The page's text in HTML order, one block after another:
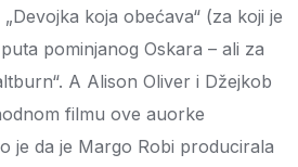
koja obećava“ (za koji je
pominjanog Oskara – ali za
A Alison Oliver i Džejkob
filmu ove auorke
je da je Margo Robi producirala